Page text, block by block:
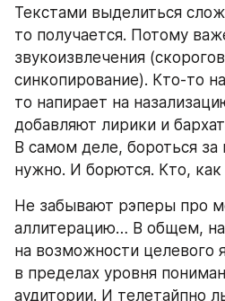
Текстами выделиться
то получается. Потому
звукоизвлечения
синкопирование). Кто-то
то напирает на
добавляют лирики и
В самом деле, бороться
нужно. И борются. Кто,
Не забывают рэперы про
аллитерацию… В общем,
на возможности целевого
в пределах уровня
аудитории. И телетайпно